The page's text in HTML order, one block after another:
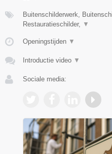
Buitenschilderwerk,
Restauratieschilder,
▼
Openingstijden ▼
Introductie video ▼
Sociale media: